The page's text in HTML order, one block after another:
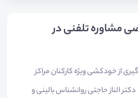
مشاوره تلفنی در
از خودکشی ویژه کارکنان مراکز
الناز حاجتی روانشناس بالینی و